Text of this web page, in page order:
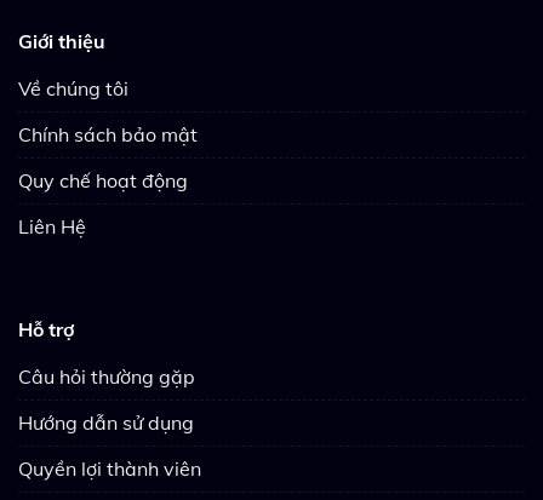
Giới thiệu
Về chúng tôi
Chính sách bảo mật
Quy chế hoạt động
Liên Hệ
Hỗ trợ
Câu hỏi thường gặp
Hướng dẫn sử dụng
Quyền lợi thành viên